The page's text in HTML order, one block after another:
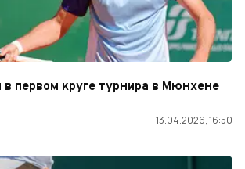
в первом круге турнира в Мюнхене
13.04.2026, 16:50